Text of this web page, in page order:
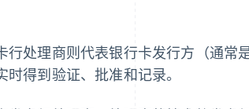
处理商则代表银行卡发行方（通常
得到验证、批准和记录。